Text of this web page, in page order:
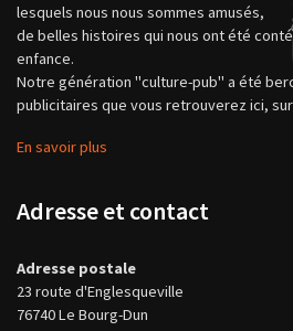
lesquels nous nous sommes amusés,
de belles histoires qui nous ont été
enfance.
Notre génération "culture-pub" a été
publicitaires que vous retrouverez ici,
En savoir plus
Adresse et contact
Adresse postale
23 route d'Englesqueville
76740 Le Bourg-Dun